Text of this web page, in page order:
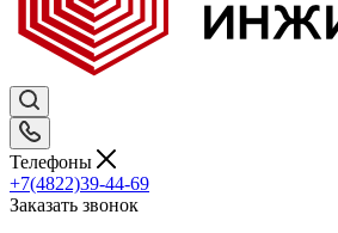
Телефоны
+7(4822)39-44-69
Заказать звонок